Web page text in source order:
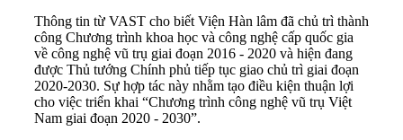
Thông tin từ VAST cho biết Viện Hàn lâm đã chủ trì thành
công Chương trình khoa học và công nghệ cấp quốc gia
về công nghệ vũ trụ giai đoạn 2016 - 2020 và hiện đang
được Thủ tướng Chính phủ tiếp tục giao chủ trì giai đoạn
2020-2030. Sự hợp tác này nhằm tạo điều kiện thuận lợi
cho việc triển khai “Chương trình công nghệ vũ trụ Việt
Nam giai đoạn 2020 - 2030”.